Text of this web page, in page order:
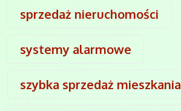
sprzedaż nieruchomości
systemy alarmowe
szybka sprzedaż mieszkania